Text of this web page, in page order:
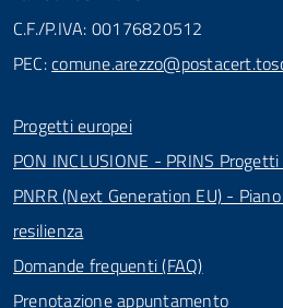
C.F./P.IVA: 00176820512
PEC:
Progetti europei
PON INCLUSIONE - PRINS
PNRR (Next Generation EU) -
resilienza
Domande frequenti (FAQ)
Prenotazione appuntamento